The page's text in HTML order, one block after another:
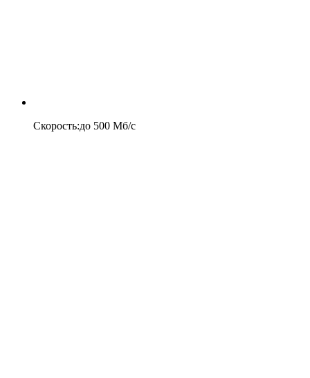
Скорость:до 500 Мб/c